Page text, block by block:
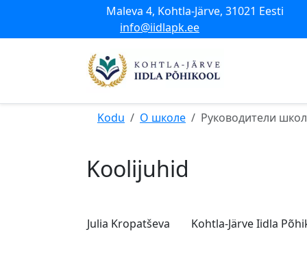
Maleva 4, Kohtla-Järve, 31021 Eesti
info@iidlapk.ee
Kodu О школе Руководители
Koolijuhid
Julia Kropatševa Kohtla-Järve Iidla